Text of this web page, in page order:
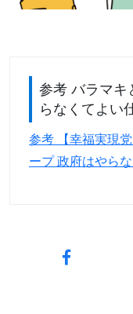
参考 バラマキ
らなくてよい
参考 【幸福実現
ープ 政府はやら